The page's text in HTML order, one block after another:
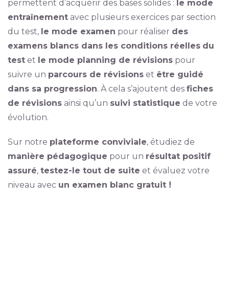
permettent d’acquérir des bases solides : le mode
entraînement avec plusieurs exercices par section
du test, le mode examen pour réaliser des
examens blancs dans les conditions réelles du
test et le mode planning de révisions pour
suivre un parcours de révisions et être guidé
dans sa progression. À cela s’ajoutent des fiches
de révisions ainsi qu’un suivi statistique de votre
évolution.
Sur notre plateforme conviviale, étudiez de
manière pédagogique pour un résultat positif
assuré, testez-le tout de suite et évaluez votre
niveau avec un examen blanc gratuit !